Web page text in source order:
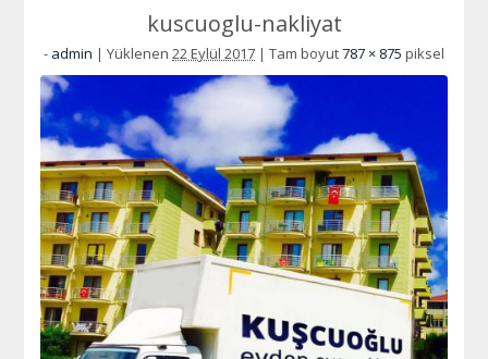
kuscuoglu-nakliyat
- admin | Yüklenen 22 Eylül 2017 | Tam boyut787 × 875 piksel